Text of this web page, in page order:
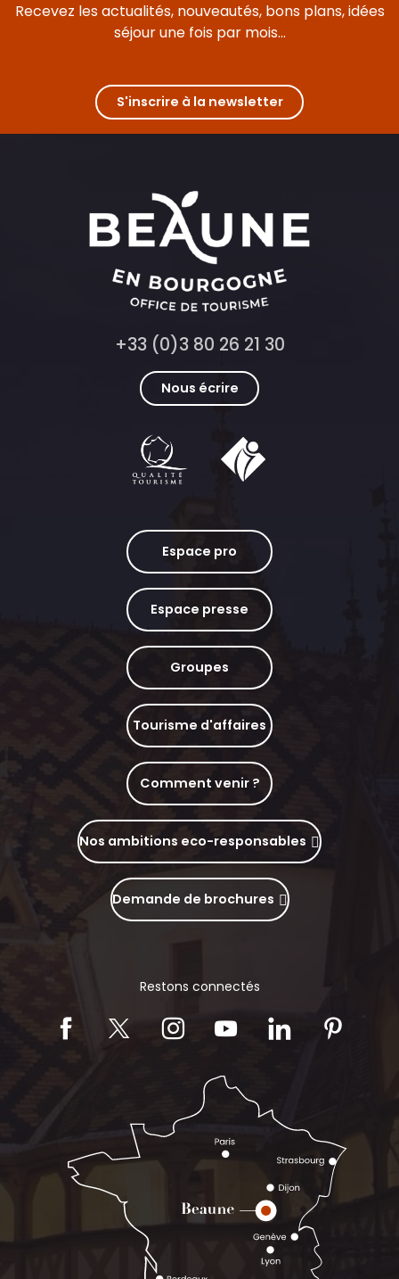
Recevez les actualités, nouveautés, bons plans, idées
séjour une fois par mois...
S'inscrire à la newsletter
+33 (0)3 80 26 21 30
Nous écrire
Espace pro
Espace presse
Groupes
Tourisme d'affaires
Comment venir ?
Nos ambitions eco-responsables
Demande de brochures
Restons connectés